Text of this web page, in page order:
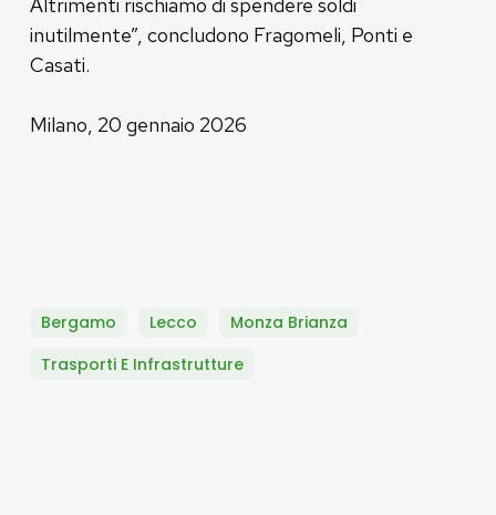
inutilmente”, concludono Fragomeli, Ponti e
Casati.
Milano, 20 gennaio 2026
Bergamo Lecco
Monza Brianza
Trasporti E Infrastrutture